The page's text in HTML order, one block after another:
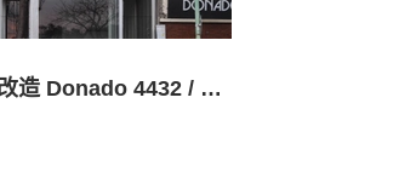
阿根廷集体住宅改造 Donado 4432 / moarqs